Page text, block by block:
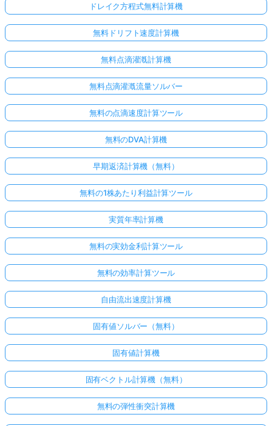
こち
らロ
グイ
ドレイク方程式無料計算機
無料ドリフト速度計算機
無料点滴灌漑計算機
無料点滴灌漑流量ソルバー
無料の点滴速度計算ツール
無料のDVA計算機
早期返済計算機（無料）
無料の1株あたり利益計算ツール
実質年率計算機
無料の実効金利計算ツール
無料の効率計算ツール
自由流出速度計算機
固有値ソルバー（無料）
固有値計算機
固有ベクトル計算機（無料）
無料の弾性衝突計算機